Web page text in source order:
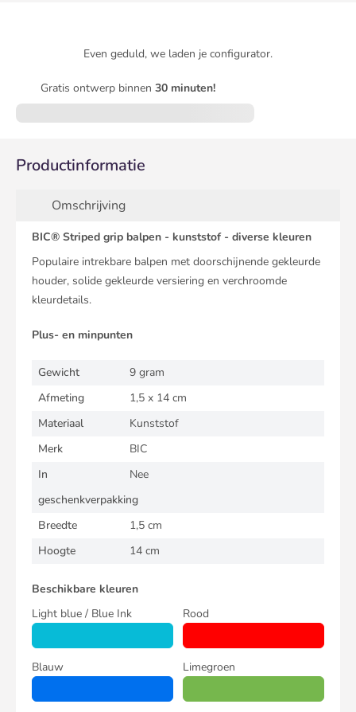
Even geduld, we laden je configurator.
Gratis ontwerp binnen 30 minuten!
Productinformatie
Omschrijving
BIC® Striped grip balpen - kunststof - diverse kleuren
Populaire intrekbare balpen met doorschijnende gekleurde
houder, solide gekleurde versiering en verchroomde
kleurdetails.
Plus- en minpunten
Gewicht
9 gram
Afmeting
1,5 x 14 cm
Materiaal
Kunststof
Merk
BIC
In
geschenkverpakking
Nee
Breedte
1,5 cm
Hoogte
14 cm
Beschikbare kleuren
Light blue / Blue Ink
Rood
Blauw Limegroen